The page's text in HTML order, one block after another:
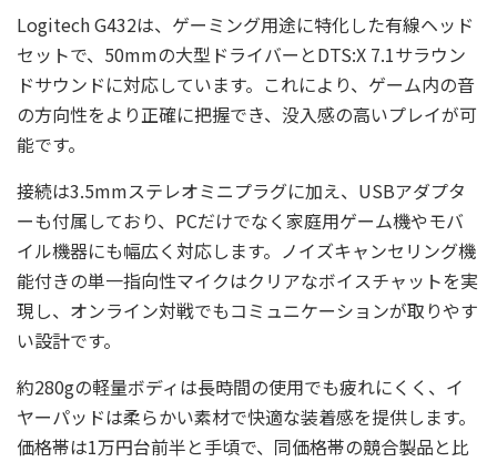
Logitech G432は、ゲーミング用途に特化した有線ヘッド
セットで、50mmの大型ドライバーとDTS:X 7.1サラウン
ドサウンドに対応しています。これにより、ゲーム内の音
の方向性をより正確に把握でき、没入感の高いプレイが可
能です。
接続は3.5mmステレオミニプラグに加え、USBアダプタ
ーも付属しており、PCだけでなく家庭用ゲーム機やモバ
イル機器にも幅広く対応します。ノイズキャンセリング機
能付きの単一指向性マイクはクリアなボイスチャットを実
現し、オンライン対戦でもコミュニケーションが取りやす
い設計です。
約280gの軽量ボディは長時間の使用でも疲れにくく、イ
ヤーパッドは柔らかい素材で快適な装着感を提供します。
価格帯は1万円台前半と手頃で、同価格帯の競合製品と比